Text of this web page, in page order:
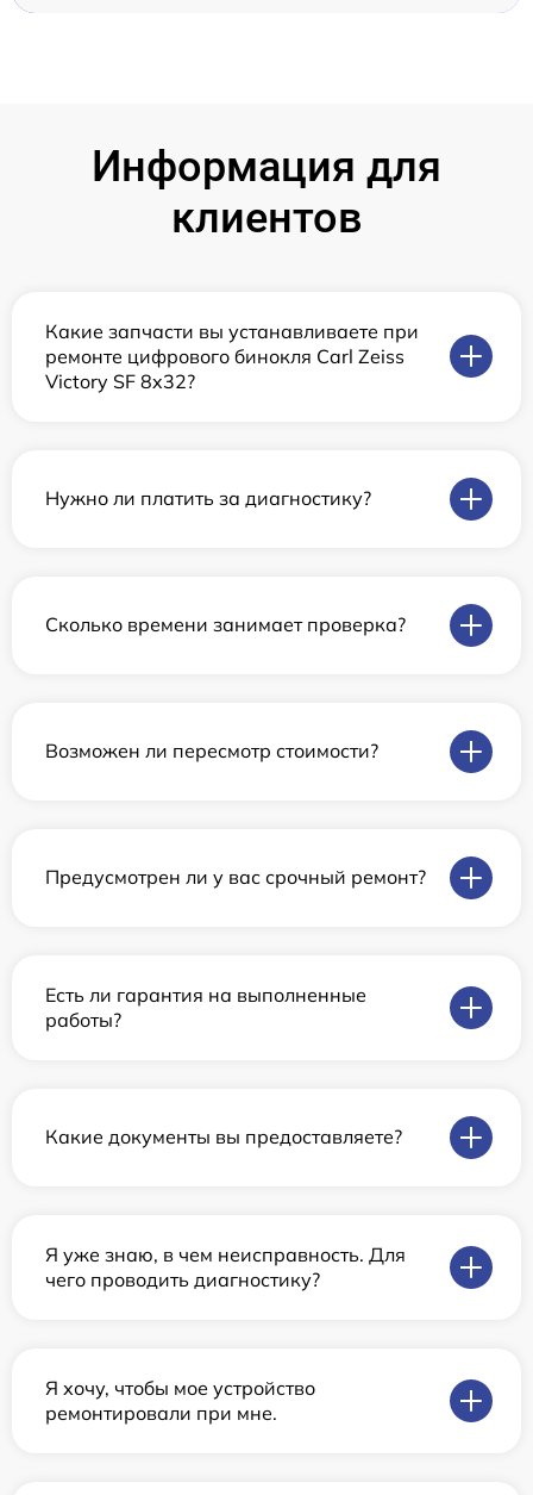
Информация для
клиентов
Какие запчасти вы устанавливаете при
ремонте цифрового бинокля Carl Zeiss
Victory SF 8x32?
Нужно ли платить за диагностику?
Сколько времени занимает проверка?
Возможен ли пересмотр стоимости?
Предусмотрен ли у вас срочный ремонт?
Есть ли гарантия на выполненные
работы?
Какие документы вы предоставляете?
Я уже знаю, в чем неисправность. Для
чего проводить диагностику?
Я хочу, чтобы мое устройство
ремонтировали при мне.